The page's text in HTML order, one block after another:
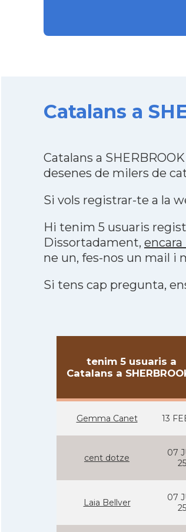
Catalans a
Catalans a
desenes de milers de
Si vols registrar-te a la
Hi tenim 5 usuaris
Dissortadament,
ne un, fes-nos un mail i
Si tens cap pregunta,
tenim 5 usuaris a
Catalans a
Gemma Canet 13
cent dotze
07
25
Laia Bellver
07
25